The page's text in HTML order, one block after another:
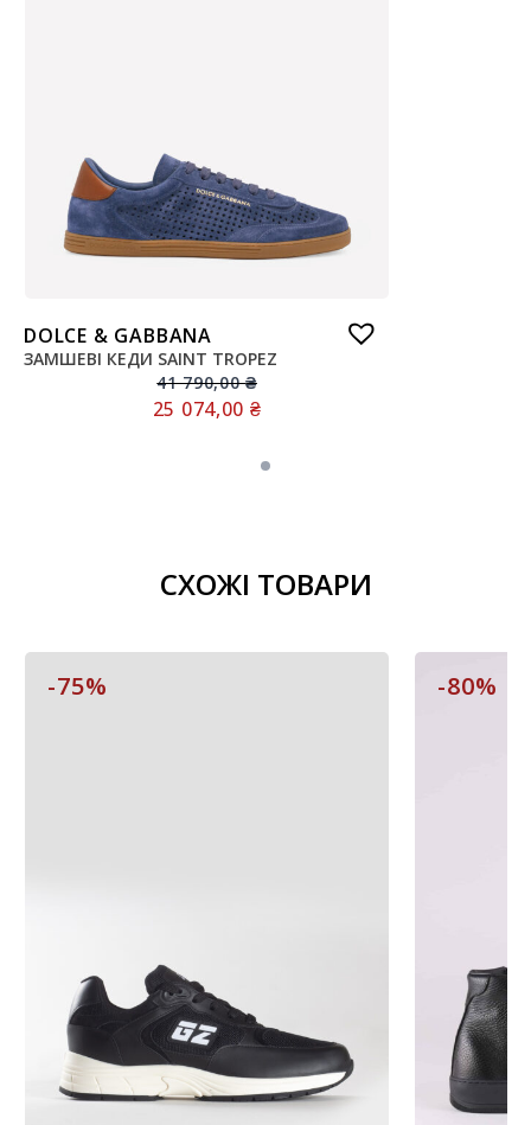
DOLCE & GABBANA
ЗАМШЕВІ КЕДИ SAINT TROPEZ
41 790,00₴
25 074,00 ₴
СХОЖІ ТОВАРИ
-75% -80%